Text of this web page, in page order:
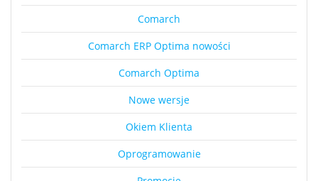
Comarch
Comarch ERP Optima nowości
Comarch Optima
Nowe wersje
Okiem Klienta
Oprogramowanie